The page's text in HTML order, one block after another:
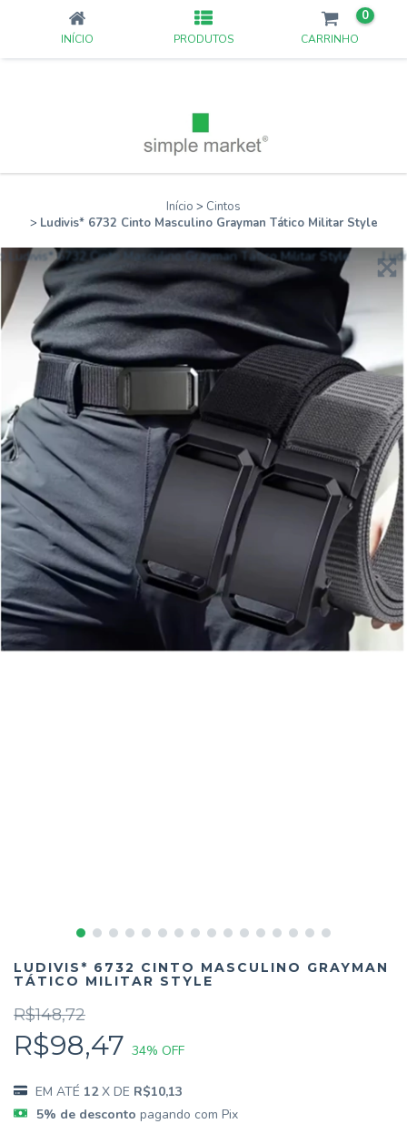
INÍCIO PRODUTOS CARRINHO
0
Início > Cintos
> Ludivis* 6732 Cinto Masculino Grayman Tático Militar Style
LUDIVIS* 6732 CINTO MASCULINO GRAYMAN
TÁTICO MILITAR STYLE
R$148,72
R$98,47 34% OFF
12 X DE R$10,13
5% de desconto pagando com Pix